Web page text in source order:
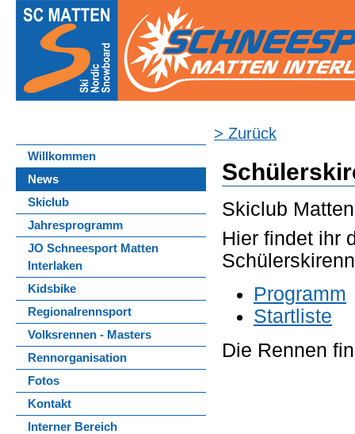
Willkommen
News
Skiclub
Jahresprogramm
JO Schneesport Matten
Interlaken
Kidsbike
Regionalrennsport
Volksrennen - Masters
Rennorganisation
Fotos
Kontakt
Interner Bereich
> Zurück
Skiclub Matten
Hier findet ihr
Programm
Startliste
Die Rennen